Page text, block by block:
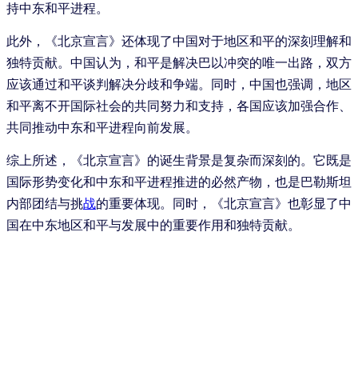
持中东和平进程。
此外，《北京宣言》还体现了中国对于地区和平的深刻理解和
独特贡献。中国认为，和平是解决巴以冲突的唯一出路，双方
应该通过和平谈判解决分歧和争端。同时，中国也强调，地区
和平离不开国际社会的共同努力和支持，各国应该加强合作、
共同推动中东和平进程向前发展。
综上所述，《北京宣言》的诞生背景是复杂而深刻的。它既是
国际形势变化和中东和平进程推进的必然产物，也是巴勒斯坦
内部团结与挑战的重要体现。同时，《北京宣言》也彰显了中
国在中东地区和平与发展中的重要作用和独特贡献。